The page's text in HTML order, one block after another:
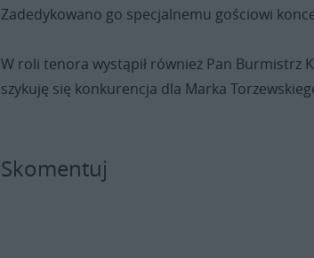
Zadedykowano go specjalnemu gościowi
W roli tenora wystąpił również Pan Burmistrz
szykuję się konkurencja dla Marka
Skomentuj